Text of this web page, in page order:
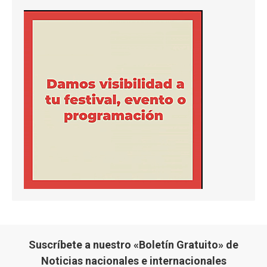
Suscríbete a nuestro «Boletín Gratuito» de
Noticias nacionales e internacionales